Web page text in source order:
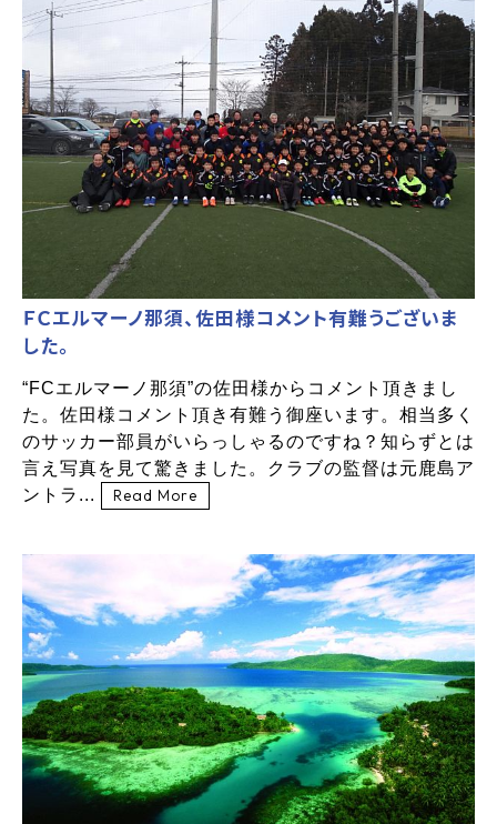
ＦＣエルマーノ那須、佐田様コメント有難うございま
した。
“FCエルマーノ那須”の佐田様からコメント頂きまし
た。佐田様コメント頂き有難う御座います。相当多く
のサッカー部員がいらっしゃるのですね？知らずとは
言え写真を見て驚きました。クラブの監督は元鹿島ア
ントラ...
Read More